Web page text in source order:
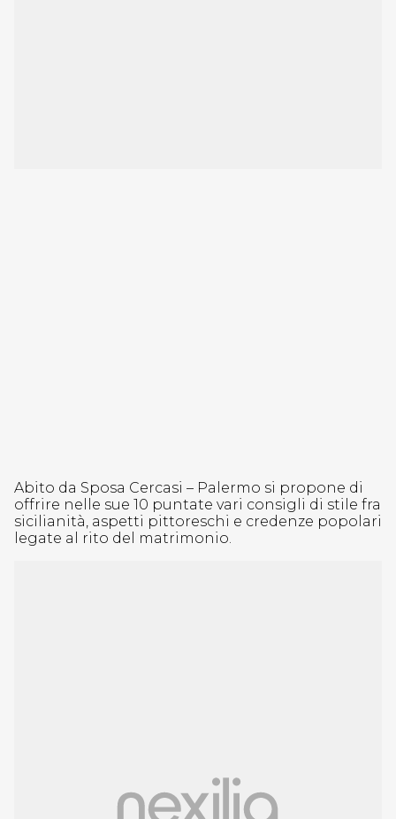
Abito da Sposa Cercasi – Palermo si propone di
offrire nelle sue 10 puntate vari consigli di stile fra
sicilianità, aspetti pittoreschi e credenze popolari
legate al rito del matrimonio.